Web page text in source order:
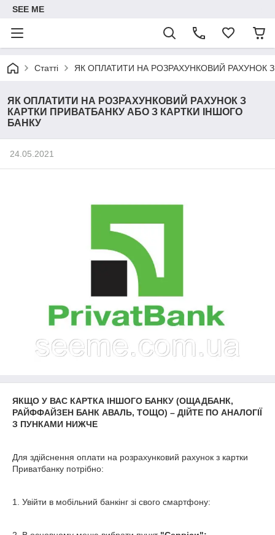
SEE ME
Статті ЯК ОПЛАТИТИ НА РОЗРАХУНКОВИЙ РАХУНОК
ЯК ОПЛАТИТИ НА РОЗРАХУНКОВИЙ РАХУНОК З
КАРТКИ ПРИВАТБАНКУ АБО З КАРТКИ ІНШОГО
БАНКУ
24.05.2021
ЯКЩО У ВАС КАРТКА ІНШОГО БАНКУ (ОЩАДБАНК,
РАЙФФАЙЗЕН БАНК АВАЛЬ, ТОЩО) – ДІЙТЕ ПО АНАЛОГІЇ
З ПУНКАМИ НИЖЧЕ
Для здійснення оплати на розрахунковий рахунок з картки
Приватбанку потрібно:
1. Увійти в мобільний банкінг зі свого смартфону: